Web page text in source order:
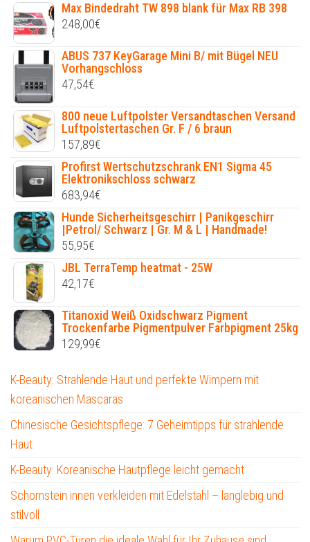
Max Bindedraht TW 898 blank für Max RB 398
248,00€
ABUS 737 KeyGarage Mini B/ mit Bügel NEU
Vorhangschloss
47,54€
800 neue Luftpolster Versandtaschen Versand
Luftpolstertaschen Gr. F / 6 braun
157,89€
Profirst Wertschutzschrank EN1 Sigma 45
Elektronikschloss schwarz
683,94€
Hunde Sicherheitsgeschirr | Panikgeschirr
|Petrol/ Schwarz | Gr. M & L | Handmade!
55,95€
JBL TerraTemp heatmat - 25W
42,17€
Titanoxid Weiß Oxidschwarz Pigment
Trockenfarbe Pigmentpulver Farbpigment 25kg
129,99€
K-Beauty: Strahlende Haut und perfekte Wimpern mit
koreanischen Mascaras
Chinesische Gesichtspflege: 7 Geheimtipps für strahlende
Haut
K-Beauty: Koreanische Hautpflege leicht gemacht
Schornstein innen verkleiden mit Edelstahl – langlebig und
stilvoll